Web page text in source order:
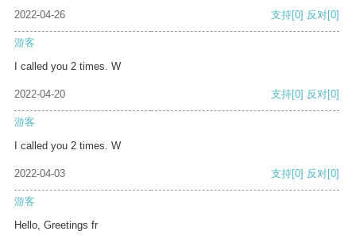
2022-04-26 支持[0] 反对[0]
游客
I called you 2 times. W
2022-04-20 支持[0] 反对[0]
游客
I called you 2 times. W
2022-04-03 支持[0] 反对[0]
游客
Hello, Greetings fr